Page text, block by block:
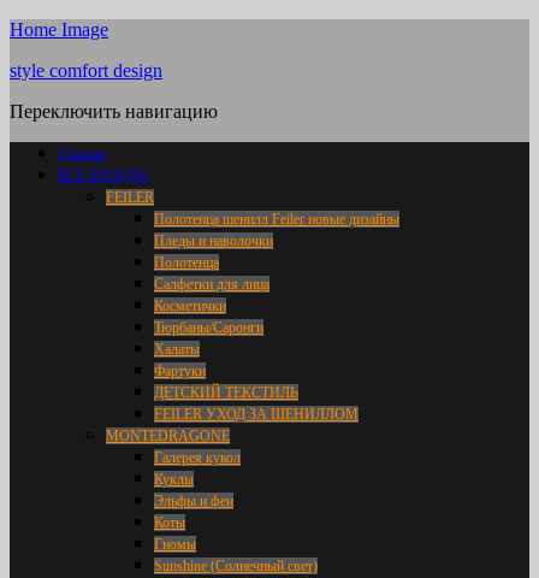
Home Image
style comfort design
Переключить навигацию
Главная
ВСЕ БРЕНДЫ
FEILER
Полотенца шенилл Feiler новые дизайны
Пледы и наволочки
Полотенца
Салфетки для лица
Косметички
Тюрбаны/Саронги
Халаты
Фартуки
ДЕТСКИЙ ТЕКСТИЛЬ
FEILER УХОД ЗА ШЕНИЛЛОМ
MONTEDRAGONE
Галерея кукол
Куклы
Эльфы и феи
Коты
Гномы
Sunshine (Солнечный свет)